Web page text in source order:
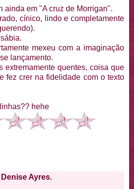
ainda em "A cruz de Morrigan".
cínico, lindo e completamente
mexeu com a imaginação
lançamento.
extremamente quentes, coisa que
fez crer na fidelidade com o texto
hehe
Ayres.